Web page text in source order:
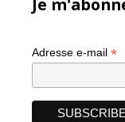
Adresse e-mail *